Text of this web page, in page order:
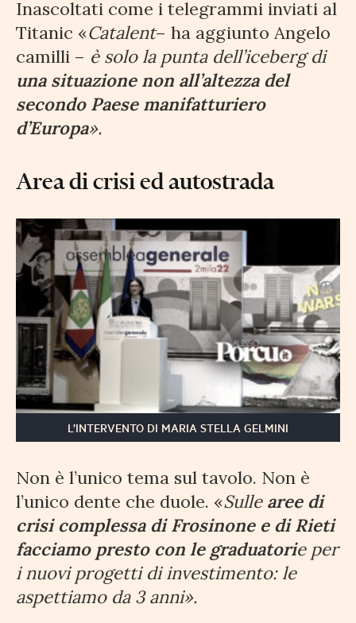
Inascoltati come i telegrammi inviati al
Titanic «Catalent– ha aggiunto Angelo
camilli – è solo la punta dell’iceberg di
una situazione non all’altezza del
secondo Paese manifatturiero
d’Europa».
Area di crisi ed autostrada
L’INTERVENTO DI MARIA STELLA GELMINI
Non è l’unico tema sul tavolo. Non è
l’unico dente che duole. «Sullearee di
crisi complessa di Frosinone e di Rieti
facciamo presto con le graduatorie per
i nuovi progetti di investimento: le
aspettiamo da 3 anni».